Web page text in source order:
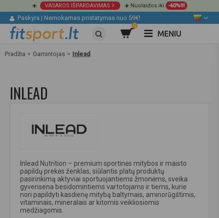
☀️ VASAROS IŠPARDAVIMAS ☀️ Nuolaidos iki -60%!!!
Paskyra | Nemokamas pristatymas nuo 59€!
0
MENIU
Pradžia Gamintojas Inlead
INLEAD
Inlead Nutrition – premium sportinės mitybos ir maisto
papildų prekės ženklas, siūlantis platų produktų
pasirinkimą aktyviai sportuojantiems žmonėms, sveika
gyvensena besidomintiems vartotojams ir tiems, kurie
nori papildyti kasdienę mitybą baltymais, aminorūgštimis,
vitaminais, mineralais ar kitomis veikliosiomis
medžiagomis.